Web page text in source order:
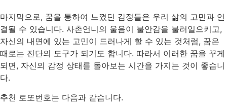
마지막으로, 꿈을 통하여 느꼈던 감정들은 우리 삶의 고민과 연
결될 수 있습니다. 사촌언니의 울음이 불안감을 불러일으키고,
자신의 내면에 있는 고민이 드러나게 할 수 있는 것처럼, 꿈은
때로는 진단의 도구가 되기도 합니다. 따라서 이러한 꿈을 꾸게
되면, 자신의 감정 상태를 돌아보는 시간을 가지는 것이 좋습니
다.
추천 로또번호는 다음과 같습니다.